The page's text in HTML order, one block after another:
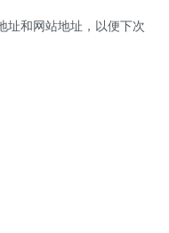
址和网站地址，以便下次